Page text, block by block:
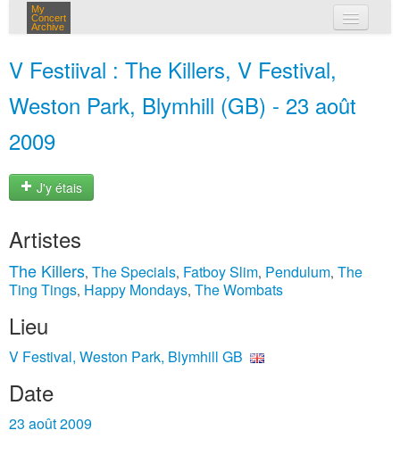
My
Concert
Archive
V Festiival : The Killers, V Festival,
Weston Park, Blymhill (GB) - 23 août
2009
J'y étais
Artistes
The Killers, The Specials, Fatboy Slim, Pendulum, The
Ting Tings, Happy Mondays, The Wombats
Lieu
V Festival, Weston Park, Blymhill GB
Date
23 août 2009